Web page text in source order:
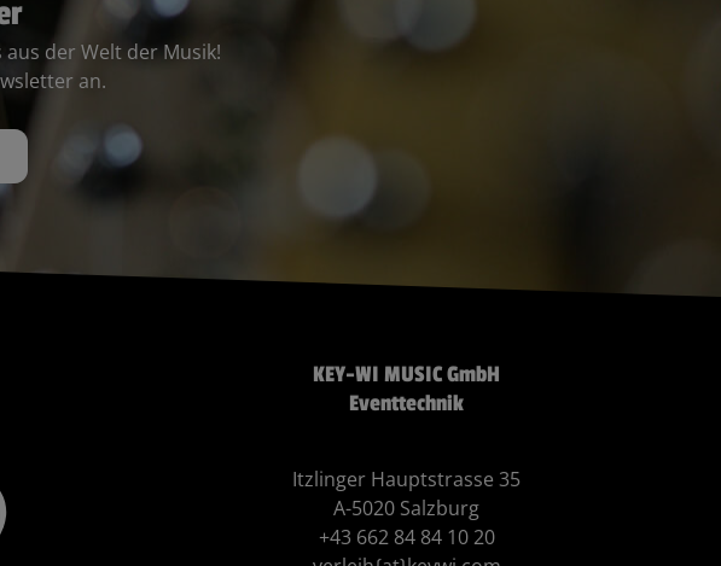
der Welt der Musik!
an.
KEY-WI MUSIC GmbH
Eventtechnik
Itzlinger Hauptstrasse 35
A-5020 Salzburg
+43 662 84 84 10 20